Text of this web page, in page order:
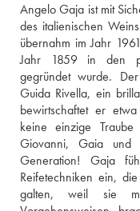
Angelo Gaja ist mit
des italienischen
übernahm im Jahr
Jahr 1859 in den
gegründet wurde.
Guida Rivella, ein
bewirtschaftet er
keine einzige
Giovanni, Gaia und
Generation! Gaja
Reifetechniken ein,
galten, weil sie